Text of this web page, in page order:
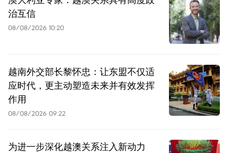
治互信
08/08/2026 10:20
越南外交部长黎怀忠：让东盟不仅适
应时代，更主动塑造未来并有效发挥
作用
08/08/2026 09:22
为进一步深化越澳关系注入新动力